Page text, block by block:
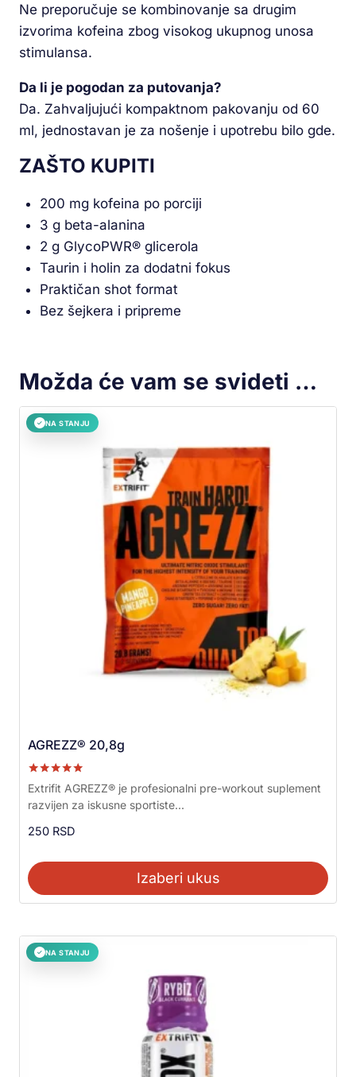
Ne preporučuje se kombinovanje sa drugim
izvorima kofeina zbog visokog ukupnog unosa
stimulansa.
Da li je pogodan za putovanja?
Da. Zahvaljujući kompaktnom pakovanju od 60
ml, jednostavan je za nošenje i upotrebu bilo gde.
ZAŠTO KUPITI
200 mg kofeina po porciji
3 g beta-alanina
2 g GlycoPWR® glicerola
Taurin i holin za dodatni fokus
Praktičan shot format
Bez šejkera i pripreme
Možda će vam se svideti …
✓ NA STANJU
AGREZZ® 20,8g
Ocenjeno sa
5.00
od 5
Extrifit AGREZZ® je profesionalni pre-workout suplement
razvijen za iskusne sportiste...
250 RSD
Izaberi ukus
✓ NA STANJU